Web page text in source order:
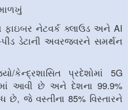
ફાઇબર નેટવર્ક ક્લાઉડ અને AI
ડેટાની અવરજવરને સમર્થન
/કેન્દ્રશાસિત પ્રદેશોમાં 5G
આવી છે અને દેશના 99.9%
છે, જે વસ્તીના 85% વિસ્તારને